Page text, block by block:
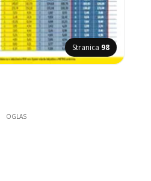
Stranica 98
OGLAS